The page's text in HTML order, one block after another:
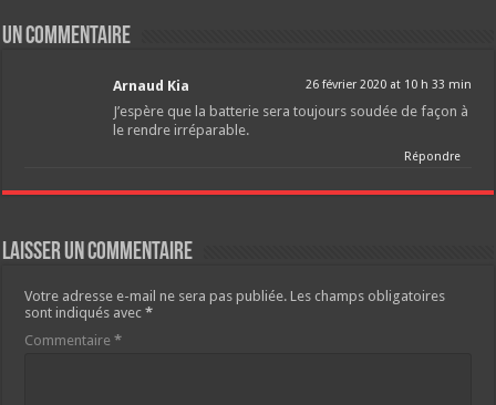
Un commentaire
Arnaud Kia 26 février 2020 at 10 h 33 min
J’espère que la batterie sera toujours soudée de façon à
le rendre irréparable.
Répondre
Laisser un commentaire
Votre adresse e-mail ne sera pas publiée. Les champs obligatoires
sont indiqués avec*
Commentaire*